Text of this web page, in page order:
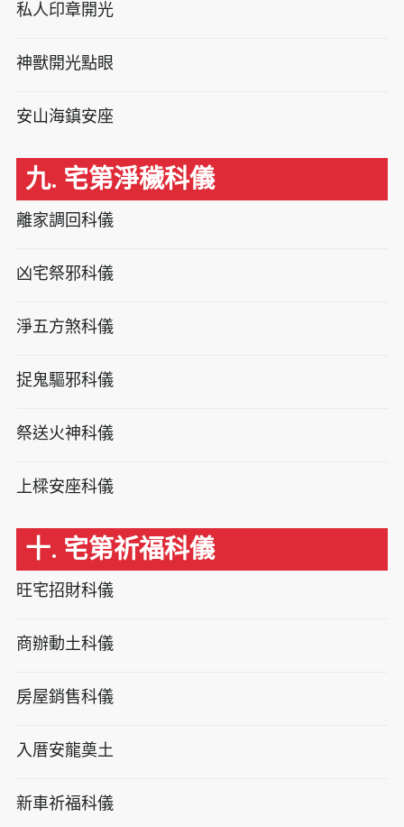
私人印章開光
神獸開光點眼
安山海鎮安座
九. 宅第淨穢科儀
離家調回科儀
凶宅祭邪科儀
淨五方煞科儀
捉鬼驅邪科儀
祭送火神科儀
上樑安座科儀
十. 宅第祈福科儀
旺宅招財科儀
商辦動土科儀
房屋銷售科儀
入厝安龍奠土
新車祈福科儀